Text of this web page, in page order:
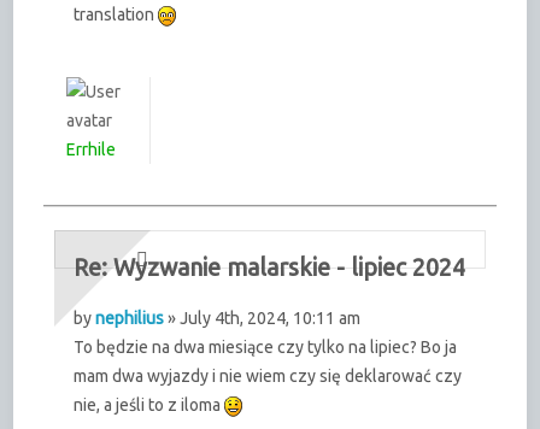
translation
Errhile
Re: Wyzwanie malarskie - lipiec 2024
bynephilius» July 4th, 2024, 10:11 am
To będzie na dwa miesiące czy tylko na lipiec? Bo ja
mam dwa wyjazdy i nie wiem czy się deklarować czy
nie, a jeśli to z iloma